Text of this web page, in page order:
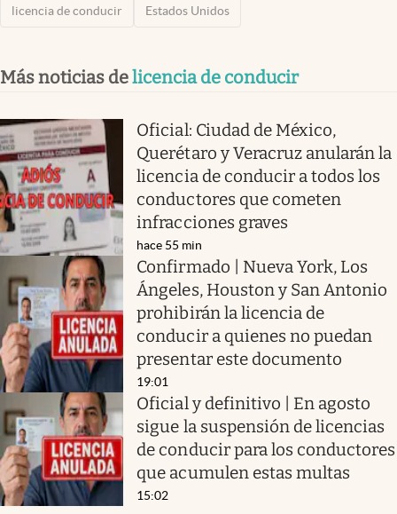
licencia de conducir Estados Unidos
Más noticias delicencia de conducir
Oficial: Ciudad de México,
Querétaro y Veracruz anularán la
licencia de conducir a todos los
conductores que cometen
infracciones graves
hace 55 min
Confirmado | Nueva York, Los
Ángeles, Houston y San Antonio
prohibirán la licencia de
conducir a quienes no puedan
presentar este documento
19:01
Oficial y definitivo | En agosto
sigue la suspensión de licencias
de conducir para los conductores
que acumulen estas multas
15:02